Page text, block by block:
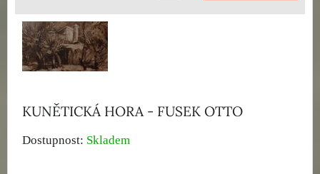
KUNĚTICKÁ HORA - FUSEK OTTO
Dostupnost: Skladem